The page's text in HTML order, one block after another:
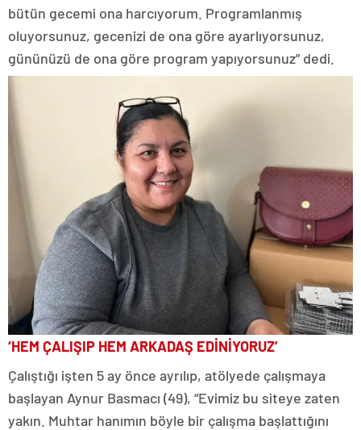
bütün gecemi ona harcıyorum. Programlanmış
oluyorsunuz, gecenizi de ona göre ayarlıyorsunuz,
gününüzü de ona göre program yapıyorsunuz” dedi.
‘HEM ÇALIŞIP HEM ARKADAŞ EDİNİYORUZ’
Çalıştığı işten 5 ay önce ayrılıp, atölyede çalışmaya
başlayan Aynur Basmacı (49), “Evimiz bu siteye zaten
yakın. Muhtar hanımın böyle bir çalışma başlattığını